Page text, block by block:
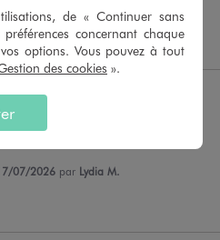
18/07/2026 par Luc C.
07/2026 par Lydia M.
de « Continuer sans
préférences concernant chaque
options. Vous pouvez à tout
des cookies ».